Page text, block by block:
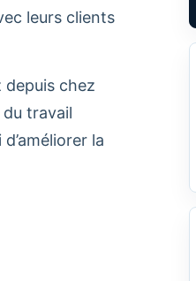
leurs clients
depuis chez
travail
la